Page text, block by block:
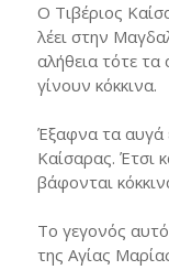
Ο Τιβέριος
λέει στην
αλήθεια τότε
γίνουν κόκκινα.
Έξαφνα τα αυγά
Καίσαρας. Έτσι
βάφονται
Το γεγονός
της Αγίας